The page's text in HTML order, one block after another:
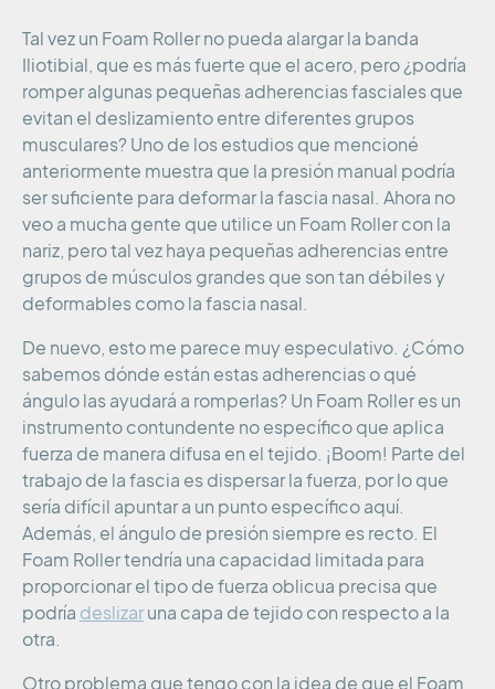
Tal vez un Foam Roller no pueda alargar la banda
Iliotibial, que es más fuerte que el acero, pero ¿podría
romper algunas pequeñas adherencias fasciales que
evitan el deslizamiento entre diferentes grupos
musculares? Uno de los estudios que mencioné
anteriormente muestra que la presión manual podría
ser suficiente para deformar la fascia nasal. Ahora no
veo a mucha gente que utilice un Foam Roller con la
nariz, pero tal vez haya pequeñas adherencias entre
grupos de músculos grandes que son tan débiles y
deformables como la fascia nasal.
De nuevo, esto me parece muy especulativo. ¿Cómo
sabemos dónde están estas adherencias o qué
ángulo las ayudará a romperlas? Un Foam Roller es un
instrumento contundente no específico que aplica
fuerza de manera difusa en el tejido. ¡Boom! Parte del
trabajo de la fascia es dispersar la fuerza, por lo que
sería difícil apuntar a un punto específico aquí.
Además, el ángulo de presión siempre es recto. El
Foam Roller tendría una capacidad limitada para
proporcionar el tipo de fuerza oblicua precisa que
podría deslizar una capa de tejido con respecto a la
otra.
Otro problema que tengo con la idea de que el Foam